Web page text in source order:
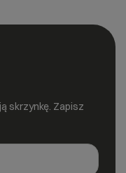
skrzynkę. Zapisz